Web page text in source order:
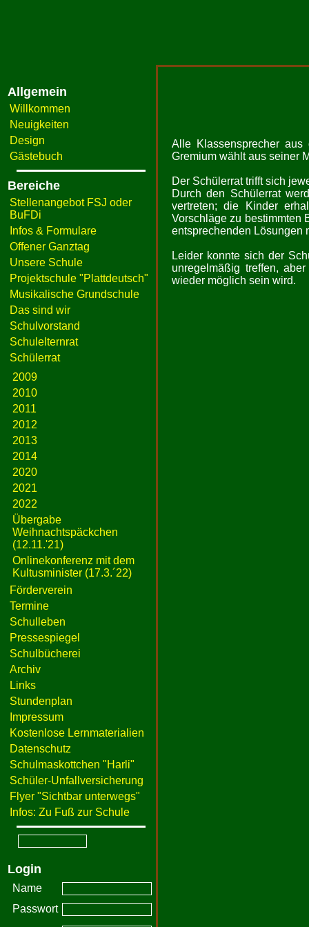
Allgemein
Willkommen
Neuigkeiten
Design
Gästebuch
Bereiche
Stellenangebot FSJ oder
BuFDi
Infos & Formulare
Offener Ganztag
Unsere Schule
Projektschule "Plattdeutsch"
Musikalische Grundschule
Das sind wir
Schulvorstand
Schulelternrat
Schülerrat
2009
2010
2011
2012
2013
2014
2020
2021
2022
Übergabe
Weihnachtspäckchen
(12.11.'21)
Onlinekonferenz mit dem
Kultusminister (17.3.´22)
Förderverein
Termine
Schulleben
Pressespiegel
Schulbücherei
Archiv
Links
Stundenplan
Impressum
Kostenlose Lernmaterialien
Datenschutz
Schulmaskottchen "Harli"
Schüler-Unfallversicherung
Flyer "Sichtbar unterwegs"
Infos: Zu Fuß zur Schule
Login
Name
Passwort
Alle Klassensprecher
Gremium wählt aus seiner
Der Schülerrat trifft sich
Durch den Schülerrat
vertreten; die Kinder
Vorschläge zu bestimmten
entsprechenden Lösungen
Leider konnte sich der
unregelmäßig treffen,
wieder möglich sein wird.